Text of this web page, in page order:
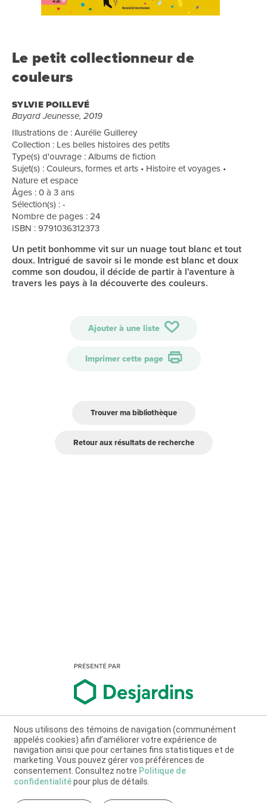
Le petit collectionneur de
couleurs
SYLVIE POILLEVÉ
Bayard Jeunesse, 2019
Illustrations de : Aurélie Guillerey
Collection : Les belles histoires des petits
Type(s) d'ouvrage : Albums de fiction
Sujet(s) : Couleurs, formes et arts • Histoire et voyages •
Nature et espace
Âges : 0 à 3 ans
Sélection(s) : -
Nombre de pages : 24
ISBN : 9791036312373
Un petit bonhomme vit sur un nuage tout blanc et tout
doux. Intrigué de savoir si le monde est blanc et doux
comme son doudou, il décide de partir à l'aventure à
travers les pays à la découverte des couleurs.
Ajouter à une liste
Imprimer cette page
Trouver ma bibliothèque
Retour aux résultats de recherche
Nous utilisons des témoins de navigation (communément
appelés cookies) afin d’améliorer votre expérience de
navigation ainsi que pour certaines fins statistiques et de
marketing. Vous pouvez gérer vos préférences de
consentement. Consultez notre Politique de
confidentialitépour plus de détails.